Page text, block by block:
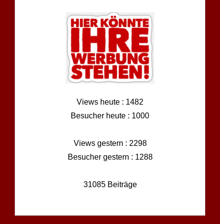
Views heute : 1482
Besucher heute : 1000
Views gestern : 2298
Besucher gestern : 1288
31085 Beiträge